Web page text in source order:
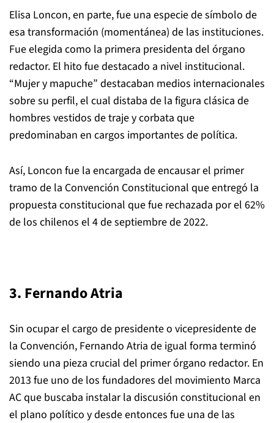
Elisa Loncon, en parte, fue una especie de símbolo de
esa transformación (momentánea) de las instituciones.
Fue elegida como la primera presidenta del órgano
redactor. El hito fue destacado a nivel institucional.
“Mujer y mapuche” destacaban medios internacionales
sobre su perfil, el cual distaba de la figura clásica de
hombres vestidos de traje y corbata que
predominaban en cargos importantes de política.
Así, Loncon fue la encargada de encausar el primer
tramo de la Convención Constitucional que entregó la
propuesta constitucional que fue rechazada por el 62%
de los chilenos el 4 de septiembre de 2022.
3. Fernando Atria
Sin ocupar el cargo de presidente o vicepresidente de
la Convención, Fernando Atria de igual forma terminó
siendo una pieza crucial del primer órgano redactor. En
2013 fue uno de los fundadores del movimiento Marca
AC que buscaba instalar la discusión constitucional en
el plano político y desde entonces fue una de las